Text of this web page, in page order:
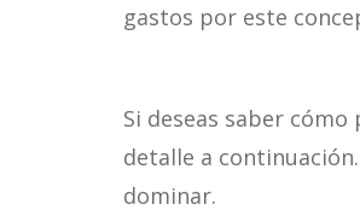
gastos por este
Si deseas saber
detalle a
dominar.